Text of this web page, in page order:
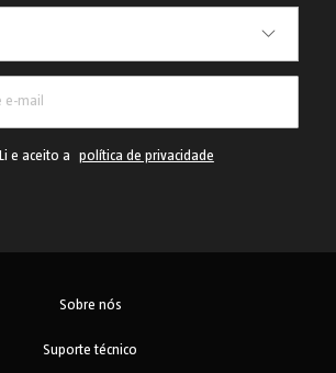
Li e aceito a política de privacidade
Sobre nós
Suporte técnico